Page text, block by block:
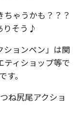
ゃうかも？？？
りそう♪
ションペン」は関
ティショップ等で
。
ね尻尾アクショ